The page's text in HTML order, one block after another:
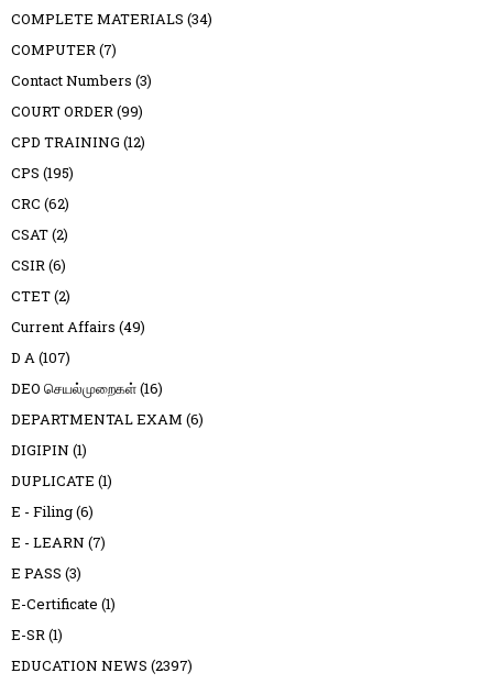
COMPLETE MATERIALS (34)
COMPUTER(7)
Contact Numbers (3)
COURT ORDER(99)
CPD TRAINING (12)
CPS (195)
CRC (62)
CSAT(2)
CSIR(6)
CTET(2)
Current Affairs (49)
D A(107)
DEO செயல்முறைகள்(16)
DEPARTMENTAL EXAM (6)
DIGIPIN (1)
DUPLICATE (1)
E - Filing(6)
E - LEARN (7)
E PASS (3)
E-Certificate (1)
E-SR(1)
EDUCATION NEWS (2397)